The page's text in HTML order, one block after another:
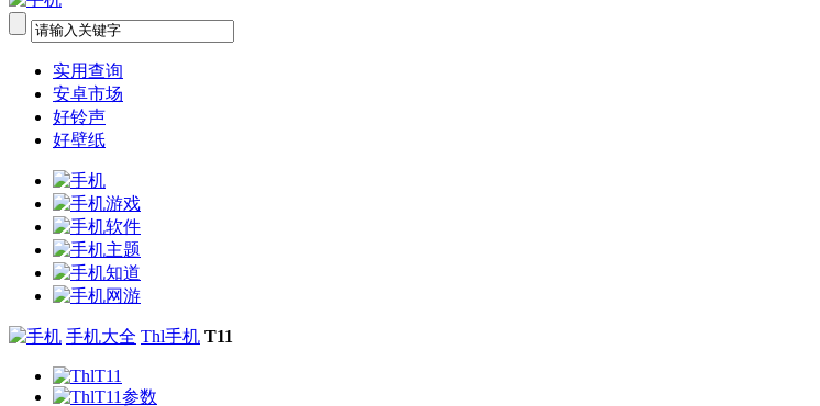
实用查询
安卓市场
好铃声
好壁纸
手机大全 Thl手机 T11